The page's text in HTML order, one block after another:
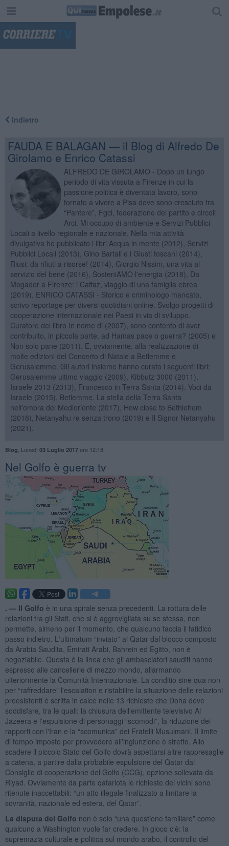
Indietro
FAUDA E BALAGAN — il Blog di Alfredo De
Girolamo e Enrico Catassi
ALFREDO DE GIROLAMO - Dopo un lungo
periodo di vita vissuta a Firenze in cui la
passione politica è diventata lavoro, sono
tornato a vivere a Pisa dove sono cresciuto tra
“Pantere”, Fgci, federazione del partito e circoli
Arci. Mi occupo di ambiente e Servizi Pubblici
Locali a livello regionale e nazionale. Nella mia attività
divulgativa ho pubblicato i libri Acqua in mente (2012), Servizi
Pubblici Locali (2013), Gino Bartali e i Giusti toscani (2014),
Riusi: da rifiuti a risorse! (2014), Giorgio Nissim, una vita al
servizio del bene (2016), SosteniAMO l'energia (2018), Da
Mogador a Firenze: i Caffaz, viaggio di una famiglia ebrea
(2019). ENRICO CATASSI - Storico e criminologo mancato,
scrivo reportage per diversi quotidiani online. Svolgo progetti di
cooperazione internazionale nei Paesi in via di sviluppo.
Curatore del libro In nome di (2007), sono contento di aver
contribuito, in piccola parte, ad Hamas pace o guerra? (2005) e
Non solo pane (2011). E, ovviamente, alla realizzazione di
molte edizioni del Concerto di Natale a Betlemme e
Gerusalemme. Gli autori insieme hanno curato i seguenti libri:
Gerusalemme ultimo viaggio (2009), Kibbutz 3000 (2011),
Israele 2013 (2013), Francesco in Terra Santa (2014). Voci da
Israele (2015), Betlemme. La stella della Terra Santa
nell'ombra del Medioriente (2017), How close to Bethlehem
(2018), Netanyahu re senza trono (2019) e Il Signor Netanyahu
(2021).
Blog Lunedì 03 Luglio 2017ore 12:18
Nel Golfo è guerra tv
. — Il Golfo è in una spirale senza precedenti. La rottura delle
relazioni tra gli Stati, che si è aggrovigliata su se stessa, non
permette, almeno per il momento, che qualcuno faccia il fatidico
passo indietro. L'ultimatum “inviato” al Qatar dal blocco composto
da Arabia Saudita, Emirati Arabi, Bahrein ed Egitto, non è
negoziabile. Questa è la linea che gli ambasciatori sauditi hanno
espresso alle cancellerie di mezzo mondo, allarmando
ulteriormente la Comunità Internazionale. La conditio sine qua non
per “raffreddare” l'escalation e ristabilire la situazione delle relazioni
preesistenti è scritta in calce nelle 13 richieste che Doha deve
soddisfare, tra le quali: la chiusura dell'emittente televisivo Al
Jazeera e l'espulsione di personaggi “scomodi”, la riduzione dei
rapporti con l'Iran e la “scomunica” dei Fratelli Musulmani. Il limite
di tempo imposto per provvedere all'ingiunzione è stretto. Allo
scadere il piccolo Stato del Golfo dovrà aspettarsi altre rappresaglie
a catena, a partire dalla probabile espulsione del Qatar dal
Consiglio di cooperazione del Golfo (CCG), opzione sollevata da
Riyad. Ovviamente da parte qatariota le richieste dei vicini sono
ritenute inaccettabili: “un atto illegale finalizzato a limitare la
sovranità, nazionale ed estera, del Qatar”.
La disputa del Golfo non è solo “una questione familiare” come
qualcuno a Washington vuole far credere. In gioco c'è: la
supremazia culturale e politica sul mondo arabo, il controllo del